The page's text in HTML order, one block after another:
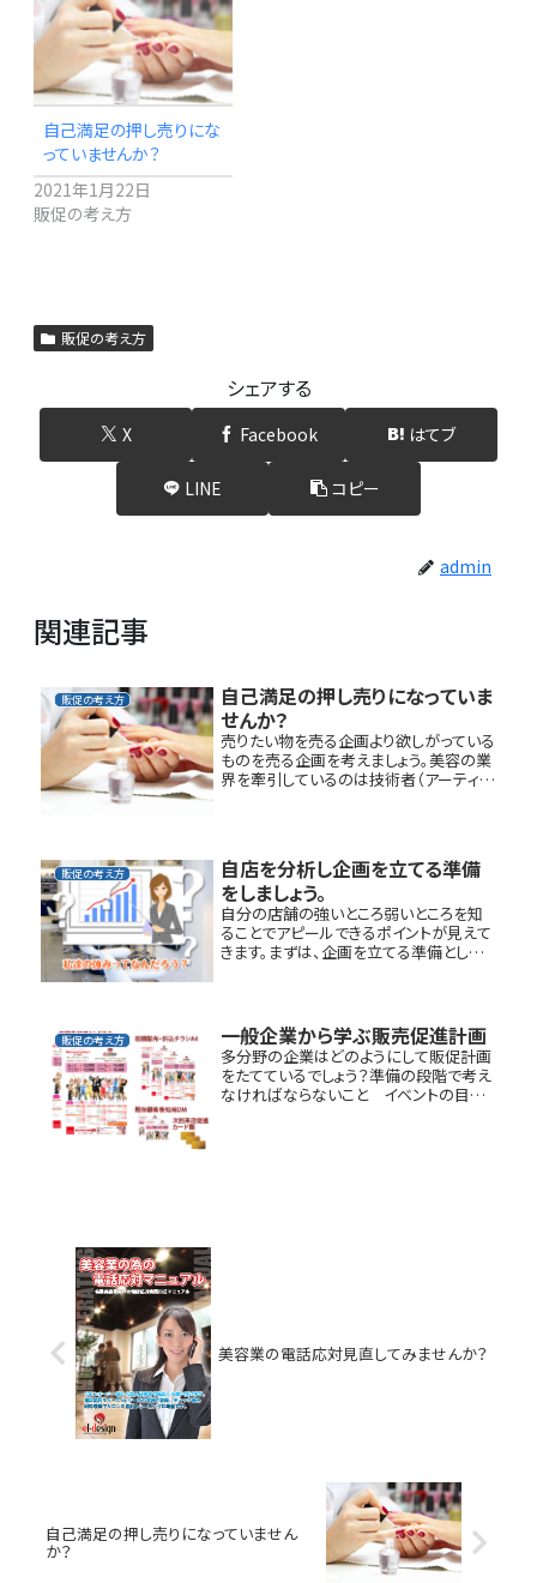
自己満足の押し売りにな
っていませんか？
2021年1月22日
販促の考え方
販促の考え方
シェアする
X Facebook はてブ
LINE コピー
admin
関連記事
販促の考え方
自己満足の押し売りになっていま
せんか？
売りたい物を売る企画より欲しがっている
ものを売る企画を考えましょう。美容の業
界を牽引しているのは技術者（アーティス
ち事業を運営し...
販促の考え方
自店を分析し企画を立てる準備
をしましょう。
自分の店舗の強いところ弱いところを知
ることでアピールできるポイントが見えて
きます。まずは、企画を立てる準備として、
う。美容サロン訪...
販促の考え方 一般企業から学ぶ販売促進計画
多分野の企業はどのようにして販促計画
をたてているでしょう？準備の段階で考え
なければならないこと イベントの目的
美容業の電話応対見直してみませんか？
自己満足の押し売りになっていません
か？